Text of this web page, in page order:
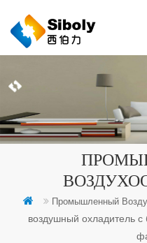
Промышленный
воздушный охладитель с